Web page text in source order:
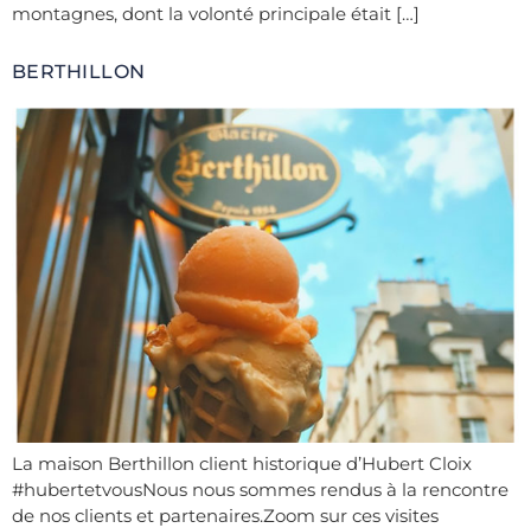
montagnes, dont la volonté principale était […]
BERTHILLON
La maison Berthillon client historique d’Hubert Cloix
#hubertetvousNous nous sommes rendus à la rencontre
de nos clients et partenaires.Zoom sur ces visites